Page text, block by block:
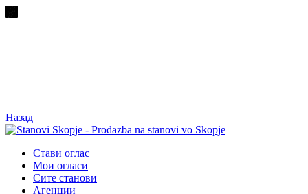
Назад
Стави оглас
Мои огласи
Сите станови
Агенции